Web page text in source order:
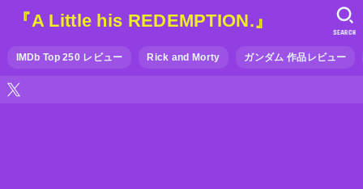
『A Little his REDEMPTION.』
IMDb Top 250 レビュー Rick and Morty ガンダム 作品レビュー
SEARCH